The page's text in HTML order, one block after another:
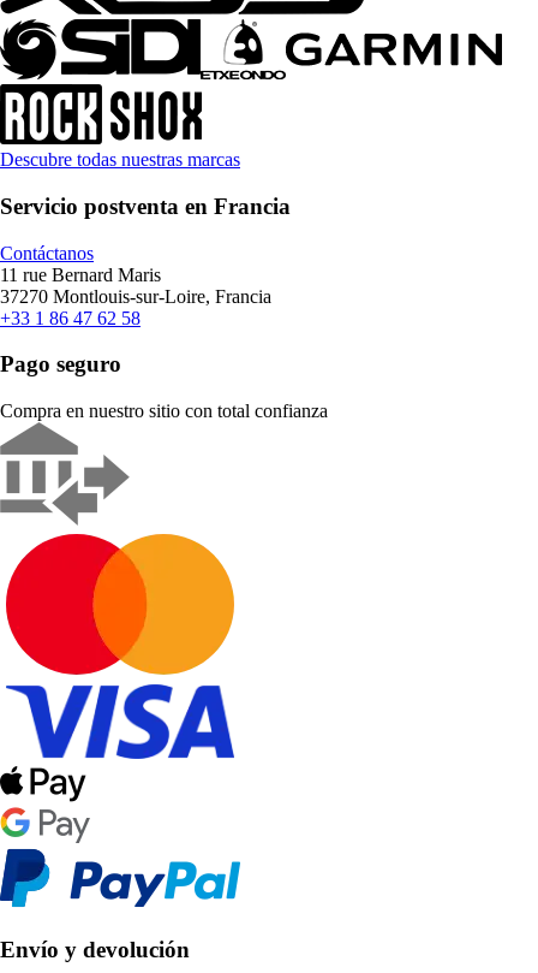
Descubre todas nuestras marcas
Servicio postventa en Francia
Contáctanos
11 rue Bernard Maris
37270 Montlouis-sur-Loire, Francia
+33 1 86 47 62 58
Pago seguro
Compra en nuestro sitio con total confianza
Envío y devolución